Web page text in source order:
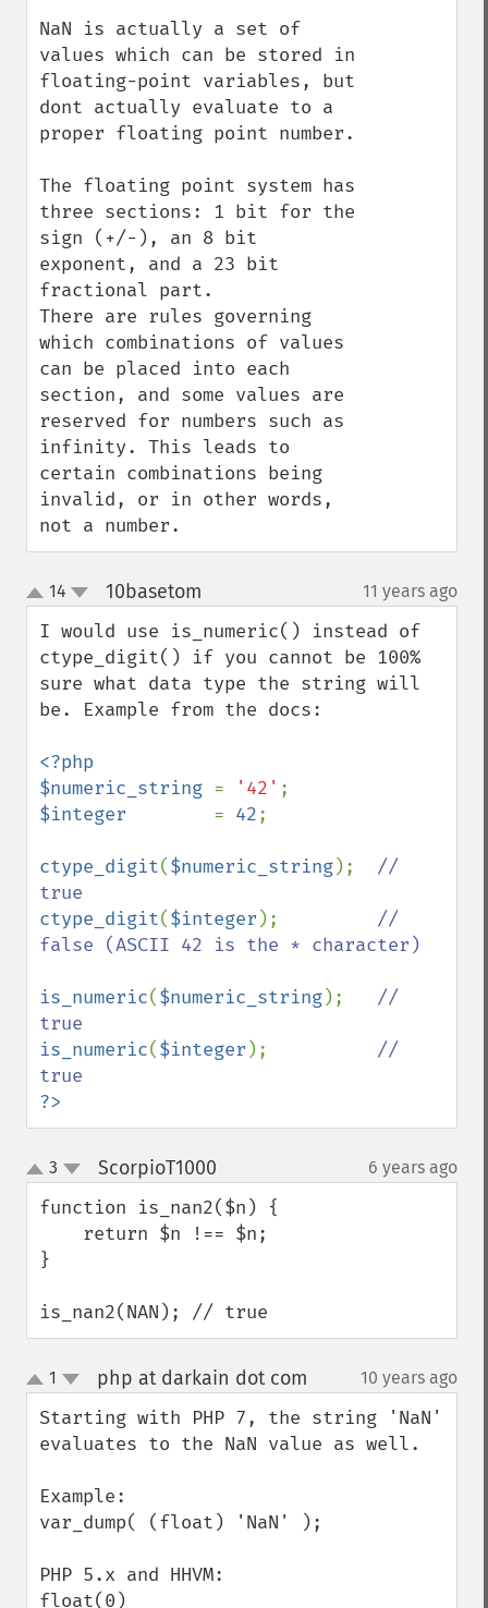
NaN is actually a set of
values which can be stored in
floating-point variables, but
dont actually evaluate to a
proper floating point number.
The floating point system has
three sections: 1 bit for the
sign (+/-), an 8 bit
exponent, and a 23 bit
fractional part.
There are rules governing
which combinations of values
can be placed into each
section, and some values are
reserved for numbers such as
infinity. This leads to
certain combinations being
invalid, or in other words,
not a number.
up
down
14 10basetom 11 years ago
I would use is_numeric() instead of
ctype_digit() if you cannot be 100%
sure what data type the string will
be. Example from the docs:
<?php
$numeric_string = '42'
$integer = 42;
ctype_digit($numeric_string); //
ctype_digit($integer ); //
false (ASCII 42 is the * character)
is_numeric($numeric_string); //
is_numeric($integer ); //
?>
up
down
3 ScorpioT1000 6 years ago
function is_nan2($n) {
}
is_nan2(NAN); // true
up
down
1 php at darkain dot com 10 years ago
Starting with PHP 7, the string 'NaN'
evaluates to the NaN value as well.
Example:
var_dump( (float) 'NaN' );
PHP 5.x and HHVM:
float(0)